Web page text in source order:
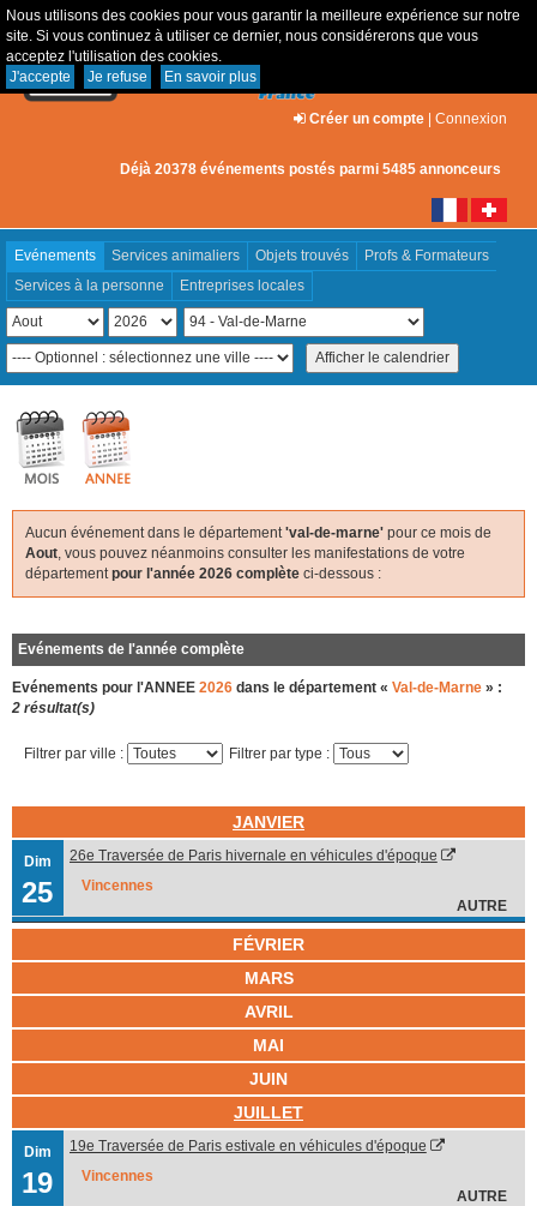
Nous utilisons des cookies pour vous garantir la meilleure expérience sur notre
site. Si vous continuez à utiliser ce dernier, nous considérerons que vous
acceptez l'utilisation des cookies.
J'accepte
Je refuse En savoir plus
Créer un compte | Connexion
Déjà 20378 événements postés parmi 5485 annonceurs
Evénements Services animaliers Objets trouvés
Profs & Formateurs
Services à la personne
Entreprises locales
Aucun événement dans le département 'val-de-marne' pour ce mois de
Aout , vous pouvez néanmoins consulter les manifestations de votre
département pour l'année 2026 complète ci-dessous :
Evénements de l'année complète
Evénements pour l'ANNEE 2026 dans le département « Val-de-Marne » :
2 résultat(s)
Filtrer par ville : Filtrer par type :
JANVIER
Dim
25
26e Traversée de Paris hivernale en véhicules d'époque
Vincennes
AUTRE
FÉVRIER
MARS
AVRIL
MAI
JUIN
JUILLET
Dim
19
19e Traversée de Paris estivale en véhicules d'époque
Vincennes
AUTRE